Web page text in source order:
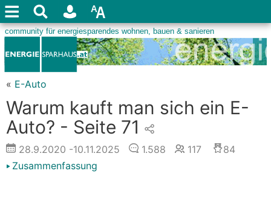
« E-Auto
Warum kauft man sich ein E-
Auto? - Seite 71
28.9.2020 -10.11.2025 1.588 117
84
Zusammenfassung